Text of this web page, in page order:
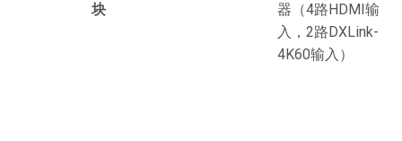
块
器（4路HDMI输
入，2路DXLink-
4K60输入）